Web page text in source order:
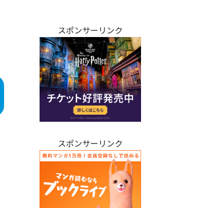
スポンサーリンク
スポンサーリンク